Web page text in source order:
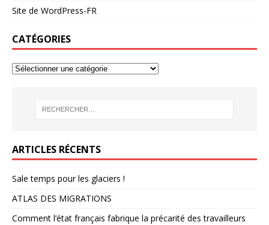
Site de WordPress-FR
CATÉGORIES
ARTICLES RÉCENTS
Sale temps pour les glaciers !
ATLAS DES MIGRATIONS
Comment l’état français fabrique la précarité des travailleurs